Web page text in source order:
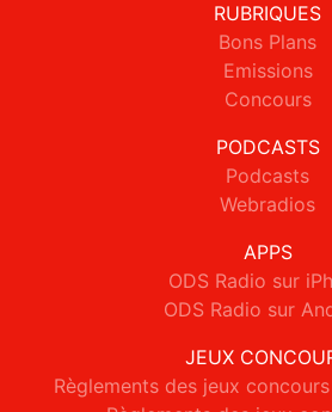
RUBRIQUES
Bons Plans
Emissions
Concours
PODCASTS
Podcasts
Webradios
APPS
ODS Radio sur
ODS Radio sur
JEUX
Règlements des jeux